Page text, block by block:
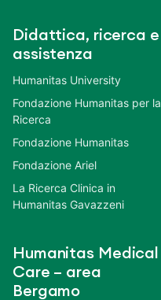
Didattica, ricerca e
assistenza
Humanitas University
Fondazione Humanitas per la
Ricerca
Fondazione Humanitas
Fondazione Ariel
La Ricerca Clinica in
Humanitas Gavazzeni
Humanitas Medical
Care – area
Bergamo